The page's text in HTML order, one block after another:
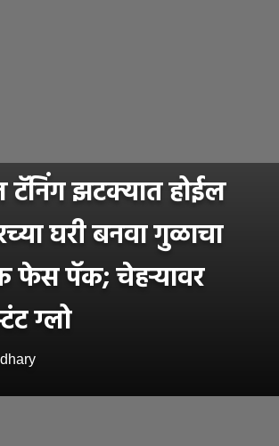
टॅनिंग झटक्यात होईल
घरी बनवा गुळाचा
फेस पॅक; चेहऱ्यावर
ग्लो